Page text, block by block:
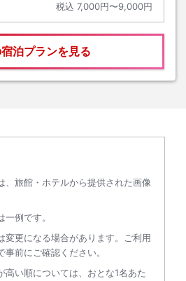
税込 7,000円〜9,000円
泊プランを見る
、旅館・ホテルから提供された画像
例です。
変更になる場合があります。ご利用
前にご確認ください。
高い順については、おとな1名あた